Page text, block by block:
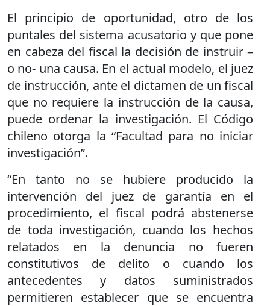
El principio de oportunidad, otro de los
puntales del sistema acusatorio y que pone
en cabeza del fiscal la decisión de instruir –
o no- una causa. En el actual modelo, el juez
de instrucción, ante el dictamen de un fiscal
que no requiere la instrucción de la causa,
puede ordenar la investigación. El Código
chileno otorga la “Facultad para no iniciar
investigación”.
“En tanto no se hubiere producido la
intervención del juez de garantía en el
procedimiento, el fiscal podrá abstenerse
de toda investigación, cuando los hechos
relatados en la denuncia no fueren
constitutivos de delito o cuando los
antecedentes y datos suministrados
permitieren establecer que se encuentra